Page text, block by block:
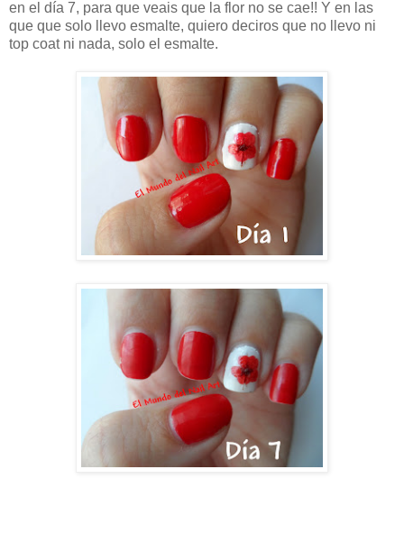
en el día 7, para que veais que la flor no se cae!! Y en las
que que solo llevo esmalte, quiero deciros que no llevo ni
top coat ni nada, solo el esmalte.